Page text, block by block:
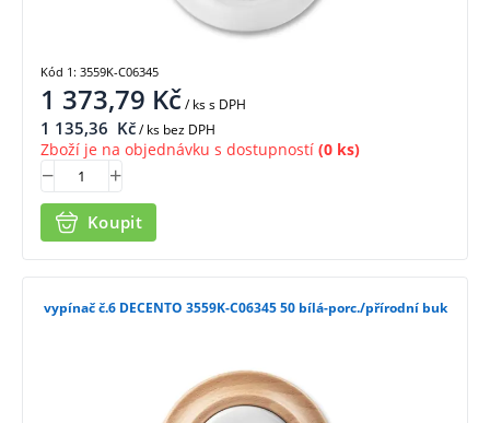
1 373,79 Kč/ kss DPH
1 135,36 Kč/ ks bez DPH
Zboží je na objednávku s dostupností (0 ks)
Koupit
Kód 1: 3559K-C06345
vypínač č.6 DECENTO 3559K-C06345 50 bílá-porc./přírodní buk